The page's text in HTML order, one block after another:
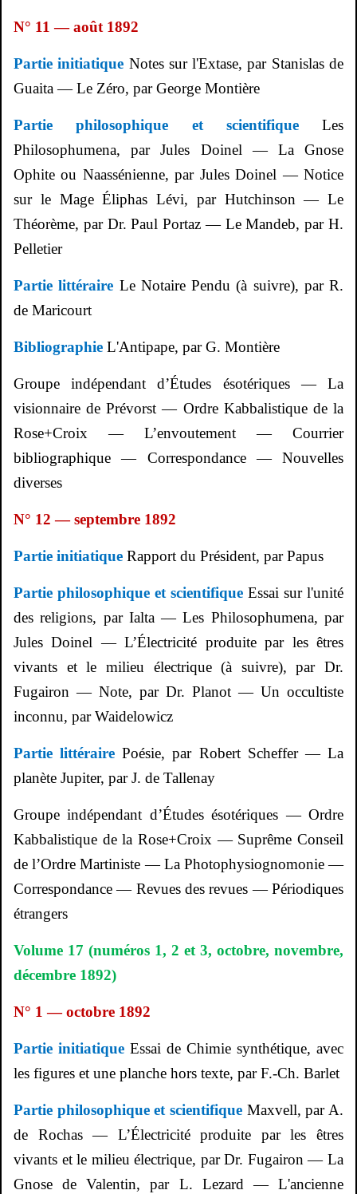
N° 11 — août 1892
Partie initiatique Notes sur l'Extase, par Stanislas de
Guaita— Le Zéro, par George Montière
Partie philosophique et scientifiqueLes
Philosophumena, par Jules Doinel — La Gnose
Ophite ou Naassénienne, par Jules Doinel — Notice
sur le MageÉliphas Lévi, par Hutchinson — Le
Théorème, par Dr. PaulPortaz — LeMandeb, par H.
Pelletier
Partie littéraire Le Notaire Pendu (à suivre), par R.
de Maricourt
Bibliographie L'Antipape, par G. Montière
Groupe indépendant d’Études ésotériques — La
visionnaire dePrévorst — Ordre Kabbalistique de la
Rose+Croix — L’envoutement — Courrier
bibliographique — Correspondance — Nouvelles
diverses
N° 12 — septembre 1892
Partie initiatique Rapport du Président, par Papus
Partie philosophique et scientifique Essai sur l'unité
des religions, par Ialta — Les Philosophumena, par
Jules Doinel — L’Électricité produite par les êtres
vivants et le milieu électrique (à suivre), par Dr.
Fugairon — Note, par Dr. Planot — Un occultiste
inconnu, parWaidelowicz
Partie littéraire Poésie, par Robert Scheffer — La
planète Jupiter, par J. de Tallenay
Groupe indépendant d’Études ésotériques — Ordre
Kabbalistique de la Rose+Croix — Suprême Conseil
de l’Ordre Martiniste — La Photophysiognomonie—
Correspondance — Revues des revues — Périodiques
étrangers
Volume 17 (numéros 1, 2 et 3, octobre, novembre,
décembre 1892)
N° 1 — octobre 1892
Partie initiatique Essai de Chimie synthétique, avec
les figures et une planche hors texte, par F.-Ch. Barlet
Partie philosophique et scientifique Maxvell, par A.
de Rochas — L’Électricité produite par les êtres
vivants et le milieu électrique, par Dr. Fugairon— La
Gnose de Valentin, par L. Lezard— L'ancienne